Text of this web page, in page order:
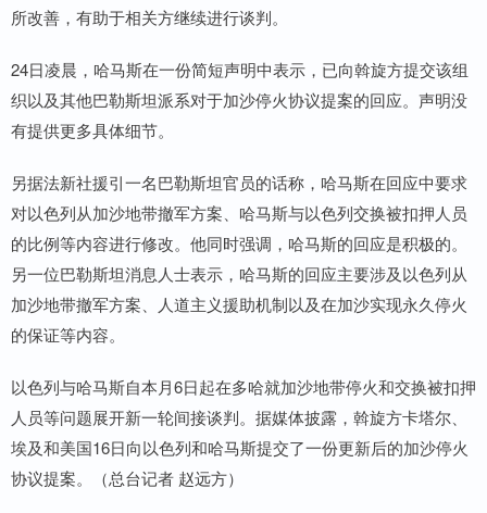
所改善，有助于相关方继续进行谈判。
24日凌晨，哈马斯在一份简短声明中表示，已向斡旋方提交该组
织以及其他巴勒斯坦派系对于加沙停火协议提案的回应。声明没
有提供更多具体细节。
另据法新社援引一名巴勒斯坦官员的话称，哈马斯在回应中要求
对以色列从加沙地带撤军方案、哈马斯与以色列交换被扣押人员
的比例等内容进行修改。他同时强调，哈马斯的回应是积极的。
另一位巴勒斯坦消息人士表示，哈马斯的回应主要涉及以色列从
加沙地带撤军方案、人道主义援助机制以及在加沙实现永久停火
的保证等内容。
以色列与哈马斯自本月6日起在多哈就加沙地带停火和交换被扣押
人员等问题展开新一轮间接谈判。据媒体披露，斡旋方卡塔尔、
埃及和美国16日向以色列和哈马斯提交了一份更新后的加沙停火
协议提案。（总台记者 赵远方）